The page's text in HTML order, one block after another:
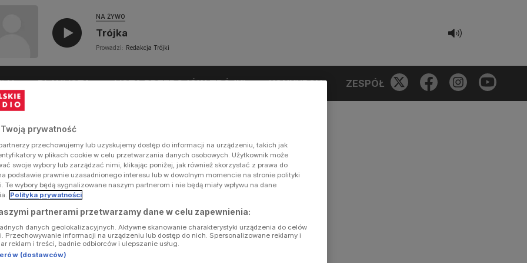
NA ŻYWO
Trójka
Prowadzi: Redakcja Trójki
PLAYLISTA LISTA PRZEBOJÓW TRÓJKI KONKURSY ZESPÓŁ
Twoją prywatność
przechowujemy lub uzyskujemy dostęp do informacji na urządzeniu, takich jak
w plikach cookie w celu przetwarzania danych osobowych. Użytkownik może
swoje wybory lub zarządzać nimi, klikając poniżej, jak również skorzystać z prawa do
podstawie prawnie uzasadnionego interesu lub w dowolnym momencie na stronie polityki
Te wybory będą sygnalizowane naszym partnerom i nie będą miały wpływu na dane
Polityka prywatności
partnerami przetwarzamy dane w celu zapewnienia:
danych geolokalizacyjnych. Aktywne skanowanie charakterystyki urządzenia do celów
Przechowywanie informacji na urządzeniu lub dostęp do nich. Spersonalizowane reklamy i
reklam i treści, badnie odbiorców i ulepszanie usług.
(dostawców)